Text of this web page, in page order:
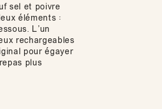
sel et poivre
éléments :
L’un
rechargeables
pour égayer
plus